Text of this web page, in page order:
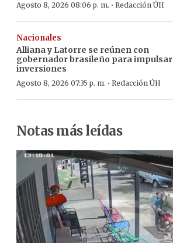
Agosto 8, 2026 08:06 p. m. · Redacción ÚH
Nacionales
Alliana y Latorre se reúnen con
gobernador brasileño para impulsar
inversiones
Agosto 8, 2026 07:35 p. m. · Redacción ÚH
Notas más leídas